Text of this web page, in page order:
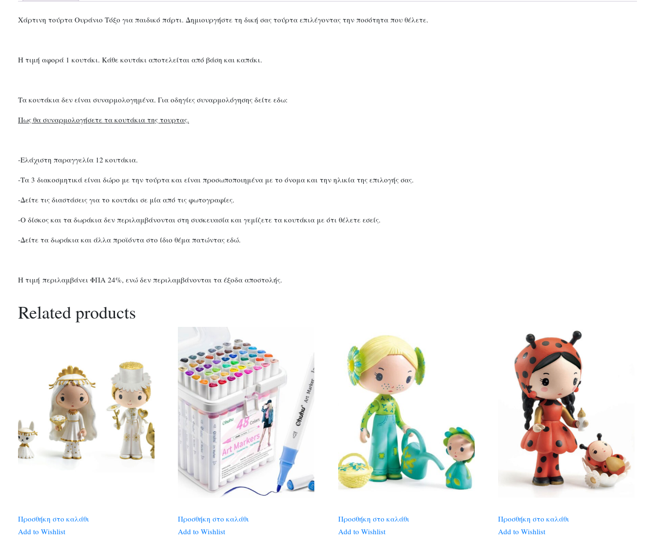
Χάρτινη τούρτα Ουράνιο Τόξο για παιδικό πάρτι. Δημιουργήστε τη δική σας τούρτα επιλέγοντας την ποσότητα που θέλετε.
Η τιμή αφορά 1 κουτάκι. Κάθε κουτάκι αποτελείται από βάση και καπάκι.
Τα κουτάκια δεν είναι συναρμολογημένα. Για οδηγίες συναρμολόγησης δείτε εδω:
Πως θα συναρμολογήσετε τα κουτάκια της τουρτας.
-Ελάχιστη παραγγελία 12 κουτάκια.
-Τα 3 διακοσμητικά είναι δώρο με την τούρτα και είναι προσωποποιημένα με το όνομα και την ηλικία της επιλογής σας.
-Δείτε τις διαστάσεις για το κουτάκι σε μία από τις φωτογραφίες.
-Ο δίσκος και τα δωράκια δεν περιλαμβάνονται στη συσκευασία και γεμίζετε τα κουτάκια με ότι θέλετε εσείς.
-Δείτε τα δωράκια και άλλα προϊόντα στο ίδιο θέμα πατώντας εδώ.
Η τιμή περιλαμβάνει ΦΠΑ 24%, ενώ δεν περιλαμβάνονται τα έξοδα αποστολής.
Related products
Προσθήκη στο καλάθι
Add to Wishlist
Προσθήκη στο καλάθι
Add to Wishlist
Προσθήκη στο καλάθι
Add to Wishlist
Προσθήκη στο καλάθι
Add to Wishlist